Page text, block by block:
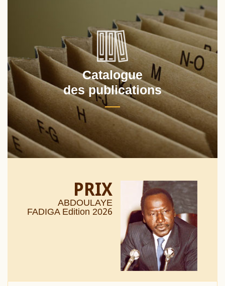
Catalogue
des publications
PRIX
ABDOULAYE
FADIGA Edition 2026